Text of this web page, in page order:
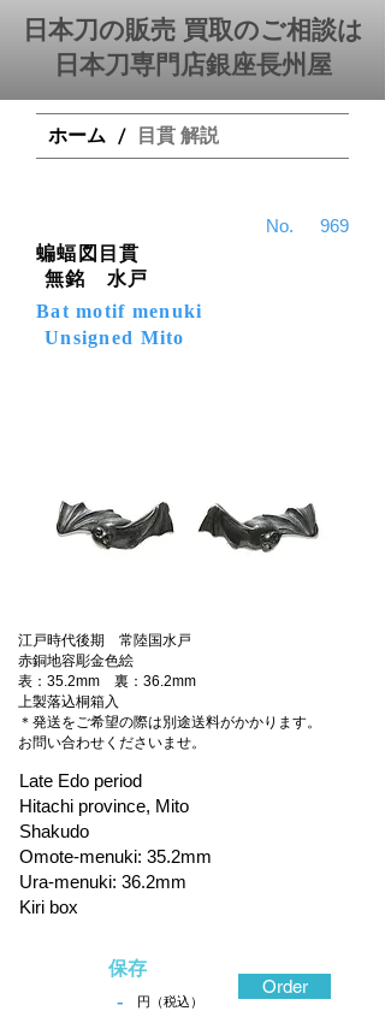
日本刀の販売 買取のご相談は
日本刀専門店銀座⻑州屋
ホーム / 目貫 解説
969
​No.
蝙蝠図目貫
無銘 水戸
Bat motif menuki
Unsigned Mito
江戸時代後期 常陸国水戸
赤銅地容彫金色絵
表：35.2mm 裏：36.2mm
上製落込桐箱入
＊発送をご希望の際は別途送料がかかります。
お問い合わせくださいませ。
Late Edo period
Hitachi province, Mito
Shakudo
Omote-menuki: 35.2mm
Ura-menuki: 36.2mm
Kiri box
保存
- 円（税込）
Order